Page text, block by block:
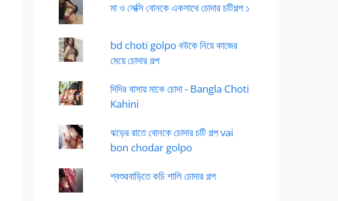
মা ও সেক্সি বোনকে একসাথে চোদার চটিগল্প ১
bd choti golpo বউকে নিয়ে কাজের
মেয়ে চোদার গল্প
দিদির বাসায় মাকে চোদা - Bangla Choti
Kahini
ঝড়ের রাতে বোনকে চোদার চটি গল্প vai
bon chodar golpo
শ্বশুরবাড়িতে কচি শালি চোদার গল্প